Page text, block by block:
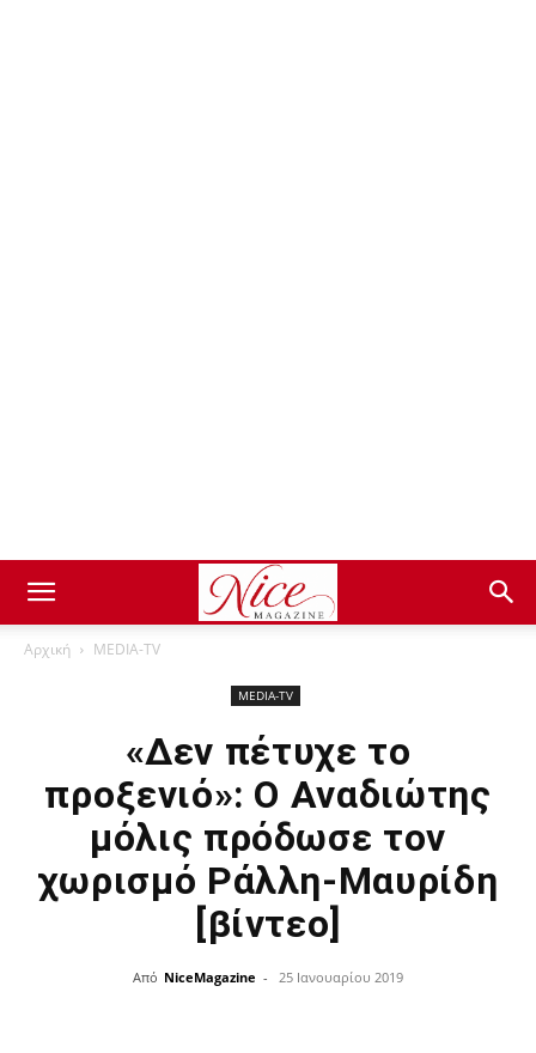
Αρχική ΜEDIA-TV
ΜEDIA-TV
«Δεν πέτυχε το
προξενιό»: Ο Αναδιώτης
μόλις πρόδωσε τον
χωρισμό Ράλλη-Μαυρίδη
[βίντεο]
Από NiceMagazine - 25 Ιανουαρίου 2019